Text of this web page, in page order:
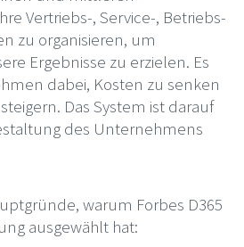
Vertriebs-, Service-, Betriebs-
zu organisieren, um
Ergebnisse zu erzielen. Es
dabei, Kosten zu senken
Das System ist darauf
des Unternehmens
warum Forbes D365
ausgewählt hat: